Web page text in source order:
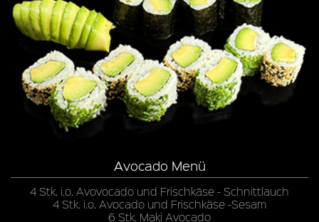
Avocado Menü
4 Stk. i.o. Avovocado und Frischkäse - Schnittlauch
4 Stk. i.o. Avocado und Frischkäse -Sesam
6 Stk. Maki Avocado